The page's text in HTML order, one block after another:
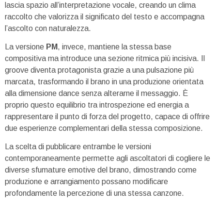
lascia spazio all’interpretazione vocale, creando un clima
raccolto che valorizza il significato del testo e accompagna
l’ascolto con naturalezza.
La versione PM , invece, mantiene la stessa base
compositiva ma introduce una sezione ritmica più incisiva. Il
groove diventa protagonista grazie a una pulsazione più
marcata, trasformando il brano in una produzione orientata
alla dimensione dance senza alterarne il messaggio. È
proprio questo equilibrio tra introspezione ed energia a
rappresentare il punto di forza del progetto, capace di offrire
due esperienze complementari della stessa composizione.
La scelta di pubblicare entrambe le versioni
contemporaneamente permette agli ascoltatori di cogliere le
diverse sfumature emotive del brano, dimostrando come
produzione e arrangiamento possano modificare
profondamente la percezione di una stessa canzone.